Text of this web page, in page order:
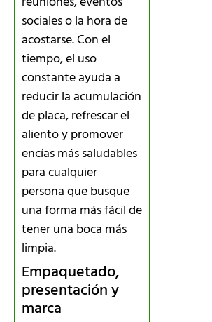
sociales o la hora de
acostarse. Con el
tiempo, el uso
constante ayuda a
reducir la acumulación
de placa, refrescar el
aliento y promover
encías más saludables
para cualquier
persona que busque
una forma más fácil de
tener una boca más
limpia.
Empaquetado,
presentación y
marca